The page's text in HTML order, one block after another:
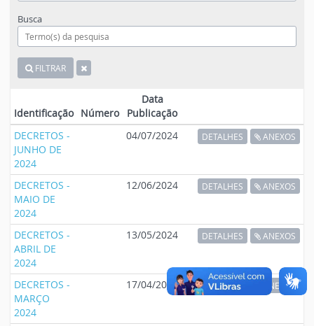
Busca
FILTRAR
Identificação Número
Data
Publicação
DECRETOS -
JUNHO DE
2024
04/07/2024 DETALHES ANEXOS
DECRETOS -
MAIO DE
2024
12/06/2024 DETALHES ANEXOS
DECRETOS -
ABRIL DE
2024
13/05/2024 DETALHES ANEXOS
DECRETOS -
MARÇO
2024
17/04/2024 DETALHES ANEXOS